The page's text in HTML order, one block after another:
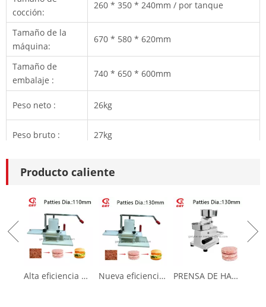
cocción:
260 * 350 * 240mm / por tanque
Tamaño de la
máquina:
670 * 580 * 620mm
Tamaño de
embalaje :
740 * 650 * 600mm
Peso neto : 26kg
Peso bruto : 27kg
* El protector de cierre de alta límite apaga la válvula de
combinación de gas. * Ignociación automática del quemador
por medio de cualquier válvula de gas. * Con termosta,
limitador de temperatura y grifo de drenaje. Embalaje y envío y
pago Embalaje de freye de gas profundo: cartón + espuma
Término de pago: T / T, Wesatern Union, PayPal Tiempo de
entrega: 15 - 35 días. Atención: 1. Garantizamos la fecha B / L
Producto caliente
Alta eficiencia Nueva prensa de hamburguesas para hacer pastel de carne (GRT-HR-110L) Nueva eficiencia nueva prensa de hamburguesas para hacer pastel de carne (GRT-HR-130L) PRENSA DE HAMBURRERA (GRT-HF100) Fabricante de empanadas de carne